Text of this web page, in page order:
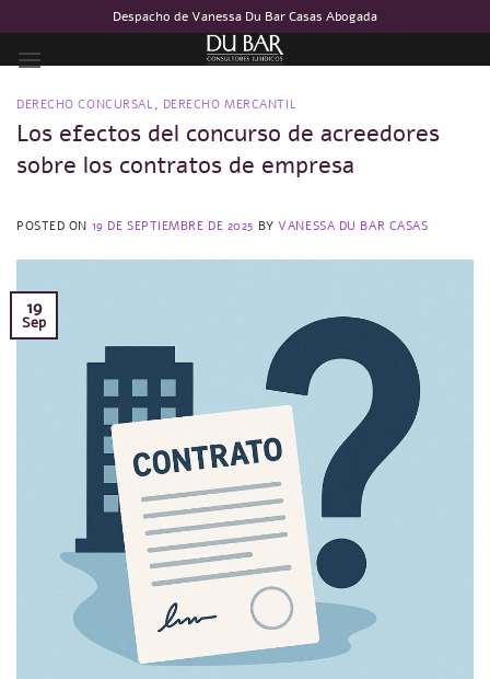
al
contenido
Despacho de Vanessa Du Bar Casas Abogada
DERECHO CONCURSAL, DERECHO MERCANTIL
Los efectos del concurso de acreedores
sobre los contratos de empresa
POSTED ON 19 DE SEPTIEMBRE DE 2025 BYVANESSA DU BAR CASAS
19
Sep